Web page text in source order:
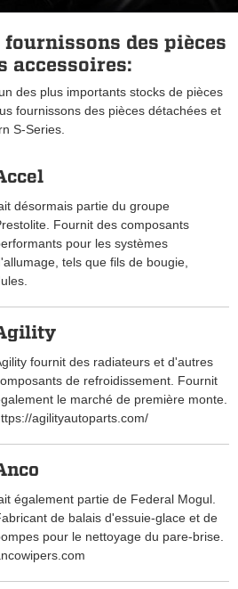
des pièces
accessoires:
des plus importants stocks de pièces
fournissons des pièces détachées et
S-Series.
désormais partie du groupe
Fournit des composants
pour les systèmes
tels que fils de bougie,
fournit des radiateurs et d'autres
de refroidissement. Fournit
le marché de première monte.
agilityautoparts.com/
également partie de Federal Mogul.
de balais d'essuie-glace et de
pour le nettoyage du pare-brise.